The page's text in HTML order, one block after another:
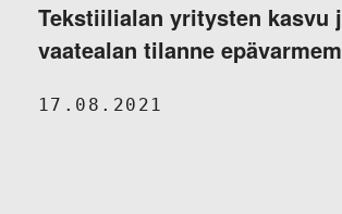
Tekstiilialan yritysten kasvu
vaatealan tilanne
17.08.2021